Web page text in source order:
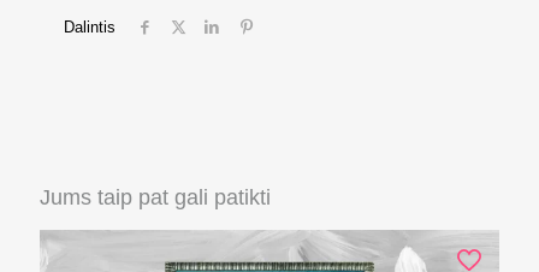
Dalintis
Jums taip pat gali patikti